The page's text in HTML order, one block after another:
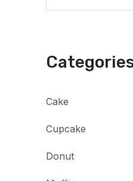
Cake
Cupcake
Donut